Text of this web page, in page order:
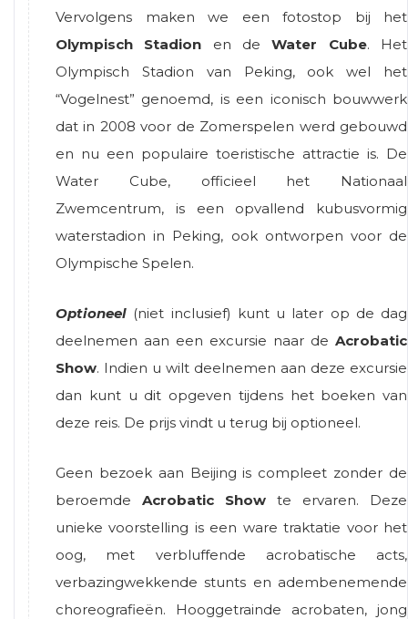
Vervolgens maken we een fotostop bij het
Olympisch Stadion en deWater Cube. Het
Olympisch Stadion van Peking, ook wel het
“Vogelnest” genoemd, is een iconisch bouwwerk
dat in 2008 voor de Zomerspelen werd gebouwd
en nu een populaire toeristische attractie is. De
Water Cube, officieel het Nationaal
Zwemcentrum, is een opvallend kubusvormig
waterstadion in Peking, ook ontworpen voor de
Olympische Spelen.
Optioneel (niet inclusief) kunt u later op de dag
deelnemen aan een excursie naar de Acrobatic
Show. Indien u wilt deelnemen aan deze excursie
dan kunt u dit opgeven tijdens het boeken van
deze reis. De prijs vindt u terug bij optioneel.
Geen bezoek aan Beijing is compleet zonder de
beroemde Acrobatic Show te ervaren. Deze
unieke voorstelling is een ware traktatie voor het
oog, met verbluffende acrobatische acts,
verbazingwekkende stunts en adembenemende
choreografieën. Hooggetrainde acrobaten, jong